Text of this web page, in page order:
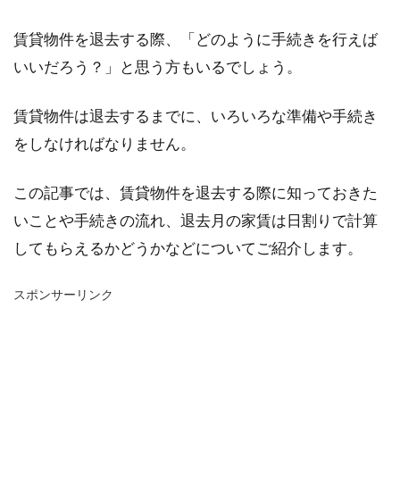
賃貸物件を退去する際、「どのように手続きを行えば
いいだろう？」と思う方もいるでしょう。
賃貸物件は退去するまでに、いろいろな準備や手続き
をしなければなりません。
この記事では、賃貸物件を退去する際に知っておきた
いことや手続きの流れ、退去月の家賃は日割りで計算
してもらえるかどうかなどについてご紹介します。
スポンサーリンク